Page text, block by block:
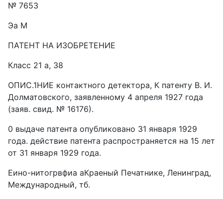
№ 7653
Эа М
ПАТЕНТ НА ИЗОБРЕТЕНИЕ
Класс 21 а, 38
ОПИС.1НИЕ контактного детектора, К патенту В. И.
Долматовского, заявленному 4 апреля 1927 года
(заяв. свид. № 16176).
0 выдаче патента опубликовано 31 января 1929
года. действие патента распространяется на 15 лет
от 31 января 1929 года.
Еино-нитогрвфиа аКраеный Печатнике, Ленинград,
Международный, тб.